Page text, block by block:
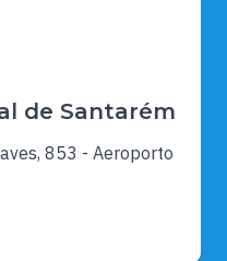
de Santarém
853 - Aeroporto